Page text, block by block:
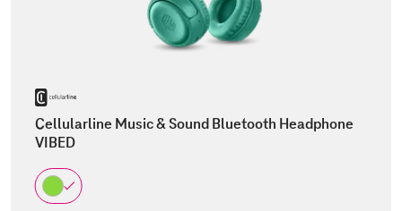
Cellularline Music & Sound Bluetooth Headphone
VIBED